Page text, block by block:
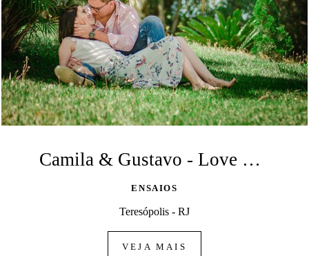
Camila & Gustavo - Love Session
ENSAIOS
Teresópolis - RJ
VEJA MAIS